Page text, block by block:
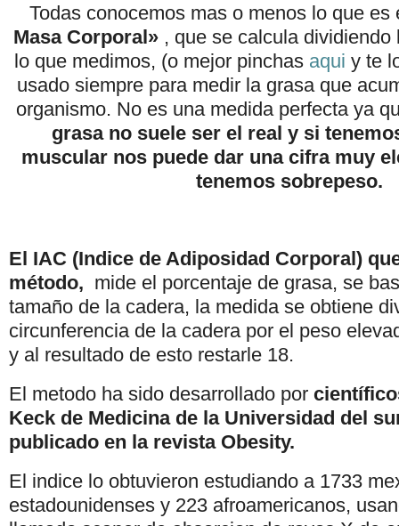
Todas conocemos mas o menos lo que
Masa Corporal» , que se calcula
lo que medimos, (o mejor pinchas aqui y te
usado siempre para medir la grasa que
organismo. No es una medida perfecta ya
grasa no suele ser el real y si
muscular nos puede dar una cifra muy
tenemos sobrepeso.
El IAC (Indice de Adiposidad Corporal)
método, mide el porcentaje de grasa, se
tamaño de la cadera, la medida se obtiene
circunferencia de la cadera por el peso
y al resultado de esto restarle 18.
El metodo ha sido desarrollado por
Keck de Medicina de la Universidad del
publicado en la revista Obesity.
El indice lo obtuvieron estudiando a 1733
estadounidenses y 223 afroamericanos,